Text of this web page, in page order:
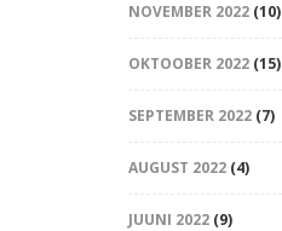
NOVEMBER 2022(10)
OKTOOBER 2022(15)
SEPTEMBER 2022(7)
AUGUST 2022(4)
JUUNI 2022(9)